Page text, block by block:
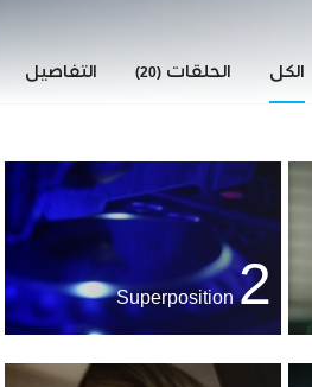
الكل الحلقات (20) التفاصيل
2
Superposition